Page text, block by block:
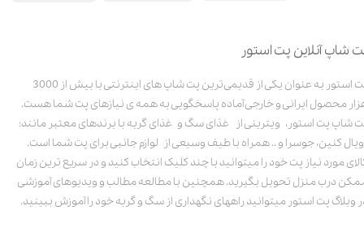
شاپ آنلاین پت استور
پت استور به عنوان یکی از قدیمی‌ترین پت شاپ های اینترنتی با بیش از 3000
محصول ایرانی و خارجی آماده پاسخگویی به همه ی نیازهای پت شما هست.
شاپ پت استور، ویترینی از غذای سگ و غذای گربه با برندهای معتبر مانند:
کنین، جوسرا و .. همراه با طیف وسیعی از لوازم جانبی برای پت شما است.
مورد نیاز پت خود را میتوانید با چند کلیک انتخاب کنید و در سریع ترین زمان
درب منزل تحویل بگیرید. همچنین با مطالعه مطالب و ویدیوهای آموزشی
وبلاگ پت استور میتوانید راههای نگهداری از سگ و گربه خود را آموزش ببینید.